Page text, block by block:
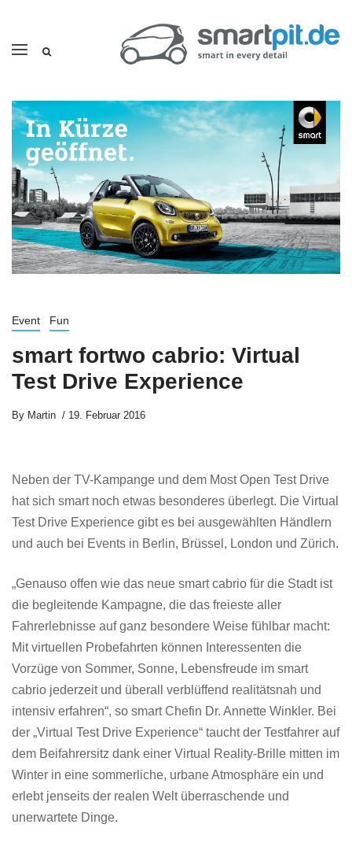
Event Fun
smart fortwo cabrio: Virtual
Test Drive Experience
By Martin 19. Februar 2016
Neben der TV-Kampange und dem Most Open Test Drive
hat sich smart noch etwas besonderes überlegt. Die Virtual
Test Drive Experience gibt es bei ausgewählten Händlern
und auch bei Events in Berlin, Brüssel, London und Zürich.
„Genauso offen wie das neue smart cabrio für die Stadt ist
die begleitende Kampagne, die das freieste aller
Fahrerlebnisse auf ganz besondere Weise fühlbar macht:
Mit virtuellen Probefahrten können Interessenten die
Vorzüge von Sommer, Sonne, Lebensfreude im smart
cabrio jederzeit und überall verblüffend realitätsnah und
intensiv erfahren“, so smart Chefin Dr. Annette Winkler. Bei
der „Virtual Test Drive Experience“ taucht der Testfahrer auf
dem Beifahrersitz dank einer Virtual Reality-Brille mitten im
Winter in eine sommerliche, urbane Atmosphäre ein und
erlebt jenseits der realen Welt überraschende und
unerwartete Dinge.